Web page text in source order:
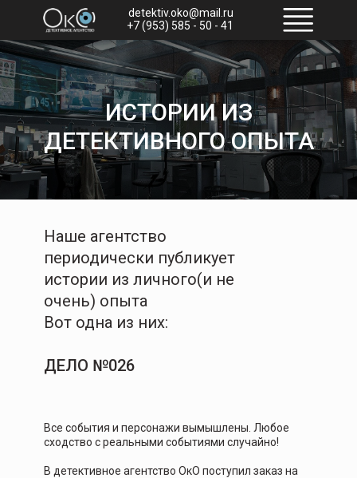
detektiv.oko@mail.ru
+7 (953) 585 - 50 - 41
ИСТОРИИ ИЗ
ДЕТЕКТИВНОГО ОПЫТА
Наше агентство
периодически публикует
истории из личного(и не
очень) опыта
Вот одна из них:
ДЕЛО №026
Все события и персонажи вымышлены. Любое
сходство с реальными событиями случайно!
В детективное агентство ОкО поступил заказ на